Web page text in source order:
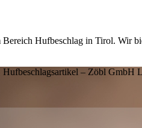
Hufbeschlag in Tirol. Wir
Hufbeschlagsartikel – Zöbl GmbH